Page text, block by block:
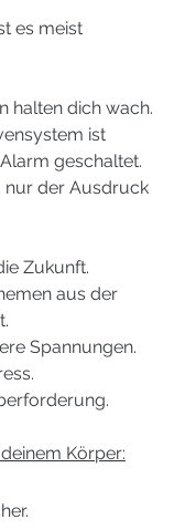
es meist
halten dich wach.
ist
geschaltet.
nur der Ausdruck
Zukunft.
aus der
Spannungen.
Körper: